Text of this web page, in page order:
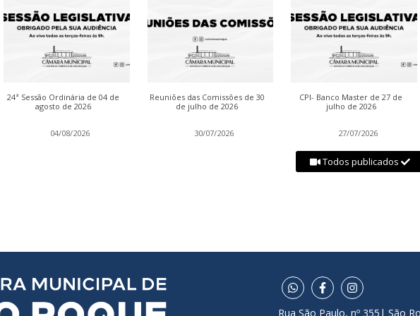
24ª Sessão Ordinária de 04 de
agosto de 2026
04/08/2026
Reuniões das Comissões de 30
de julho de 2026
30/07/2026
CPI- Banco Master de 27 de
julho de 2026
27/07/2026
Todos publicados
Rua São Paulo, nº 355| São